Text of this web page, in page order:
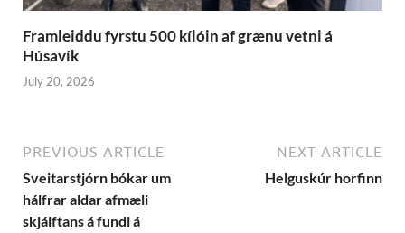
Framleiddu fyrstu 500 kílóin af grænu vetni á
Húsavík
July 20, 2026
PREVIOUS ARTICLE
Sveitarstjórn bókar um
hálfrar aldar afmæli
skjálftans á fundi á
NEXT ARTICLE
Helguskúr horfinn